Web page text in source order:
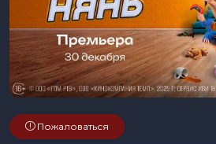
Пожаловаться